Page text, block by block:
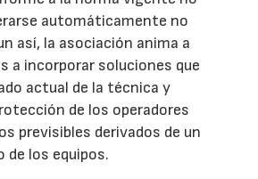
automáticamente no
así, la asociación anima a
a incorporar soluciones que
actual de la técnica y
de los operadores
previsibles derivados de un
de los equipos.